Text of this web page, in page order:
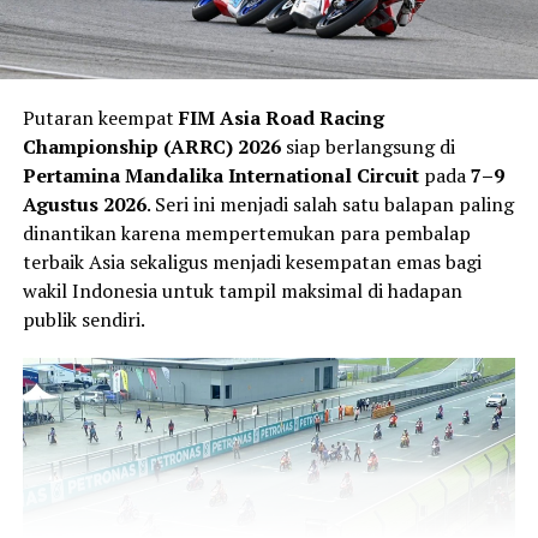
menyentuh garis finis Reli Dakar, sekaligus menorehkan
sejarah baru di panggung motorsport dunia
RELATED TOPICS: DAKAR
MEDIA OTOMOTIF INDONESIA
NGASPAL TV
RACE RALLY
Menaklukkan Gurun, Jejelogy Bawa Mimpi Indonesia di
Debut Rally Dakar 2026
Lando Norris Resmi Jadi Raja Baru F1 2025! Drama Poin
Tipis Akhirnya Tentukan Juara Dunia
Putaran keempatFIM Asia Road Racing
Championship (ARRC) 2026siap berlangsung di
Pertamina Mandalika International Circuitpada7–9
Agustus 2026. Seri ini menjadi salah satu balapan paling
dinantikan karena mempertemukan para pembalap
terbaik Asia sekaligus menjadi kesempatan emas bagi
wakil Indonesia untuk tampil maksimal di hadapan
publik sendiri.